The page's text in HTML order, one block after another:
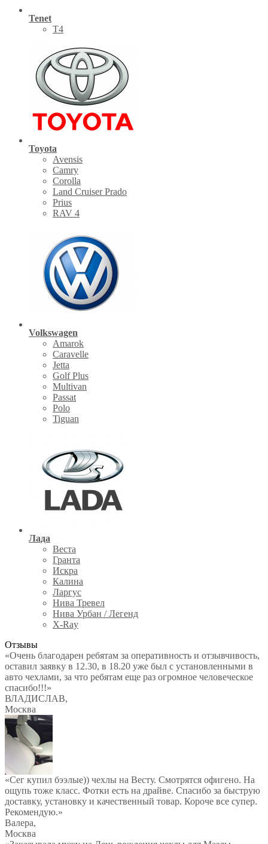
Tenet
Т4
Toyota
Avensis
Camry
Corolla
Land Cruiser Prado
Prius
RAV 4
Volkswagen
Amarok
Caravelle
Jetta
Golf Plus
Multivan
Passat
Polo
Tiguan
Лада
Веста
Гранта
Искра
Калина
Ларгус
Нива Тревел
Нива Урбан / Легенд
X-Ray
Отзывы
«Очень благодарен ребятам за оперативность и отзывчивость,
оставил заявку в 12.30, в 18.20 уже был с установленными в
авто чехлами, за что ребятам еще раз огромное человеческое
спасибо!!!»
ВЛАДИСЛАВ,
Москва
«Сег купил бээлые)) чехлы на Весту. Смотрятся офигено. На
ощупь тоже класс. Фотки есть на драйве. Спасибо за быструю
доставку, установку и качественный товар. Короче все супер.
Рекомендую.»
Валера,
Москва